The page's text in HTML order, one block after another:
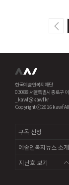
한국예술인복지재단
03088 서울특별시 종로구
_kawf@kawf.kr
Copyright ⓒ2016 kawf All
구독 신청
예술인복지뉴스 소개
지난호 보기